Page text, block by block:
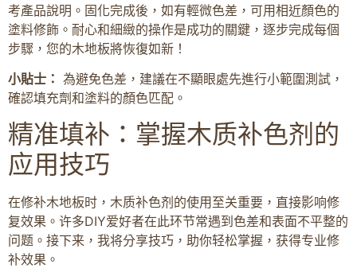
考產品說明。固化完成後，如有輕微色差，可用相近顏色的
塗料修飾。耐心和細緻的操作是成功的關鍵，逐步完成每個
步驟，您的木地板將恢復如新！
小貼士： 為避免色差，建議在不顯眼處先進行小範圍測試，
確認填充劑和塗料的顏色匹配。
精准填补：掌握木质补色剂的
应用技巧
在修补木地板时，木质补色剂的使用至关重要，直接影响修
复效果。许多DIY爱好者在此环节常遇到色差和表面不平整的
问题。接下来，我将分享技巧，助你轻松掌握，获得专业修
补效果。